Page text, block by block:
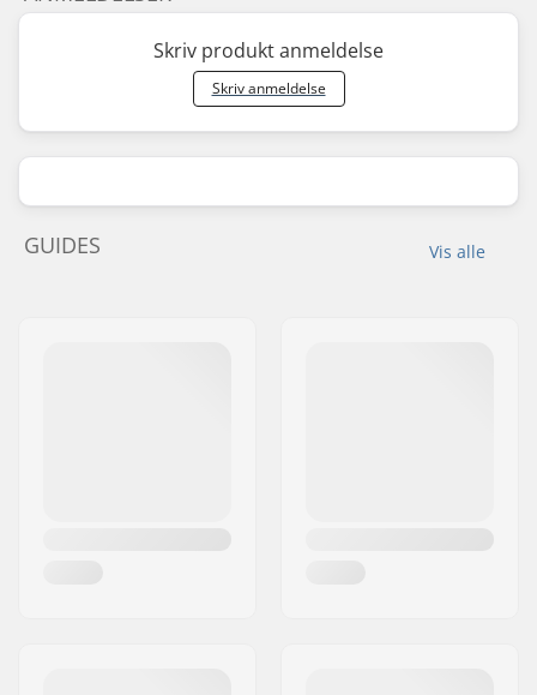
Skriv produkt anmeldelse
Skriv anmeldelse
Vis alle
GUIDES